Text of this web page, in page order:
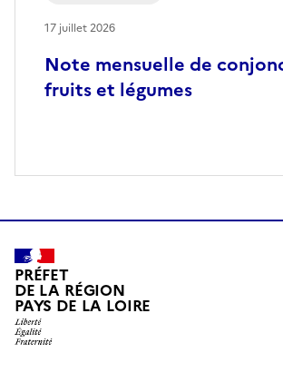
Note mensuelle de
fruits et légumes
17 juillet 2026
PRÉFET
DE LA RÉGION
PAYS DE LA LOIRE